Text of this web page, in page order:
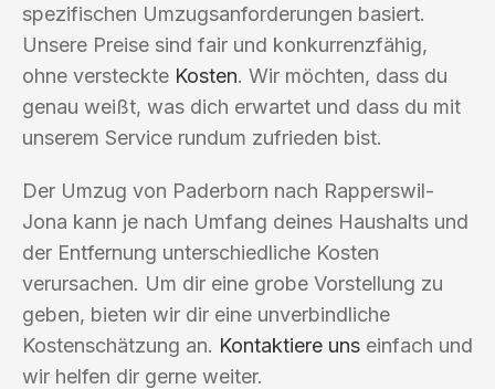
spezifischen Umzugsanforderungen basiert.
Unsere Preise sind fair und konkurrenzfähig,
ohne versteckte Kosten. Wir möchten, dass du
genau weißt, was dich erwartet und dass du mit
unserem Service rundum zufrieden bist.
Der Umzug von Paderborn nach Rapperswil-
Jona kann je nach Umfang deines Haushalts und
der Entfernung unterschiedliche Kosten
verursachen. Um dir eine grobe Vorstellung zu
geben, bieten wir dir eine unverbindliche
Kostenschätzung an. Kontaktiere uns einfach und
wir helfen dir gerne weiter.